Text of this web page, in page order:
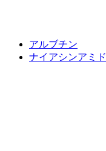
アルブチン
ナイアシンアミド